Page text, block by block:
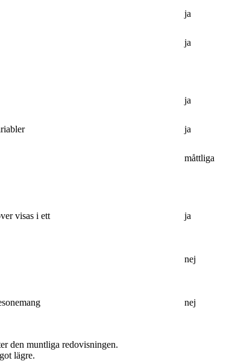
ja
ja
ja
ja
måttliga
visas i ett
ja
nej
nej
den muntliga redovisningen.
lägre.